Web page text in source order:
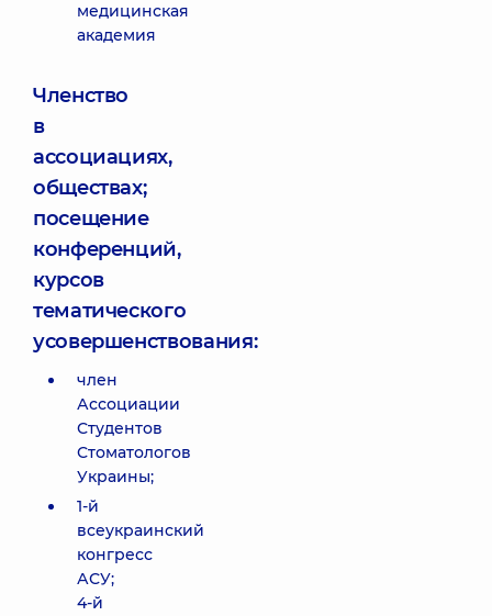
медицинская
академия
Членство
в
ассоциациях,
обществах;
посещение
конференций,
курсов
тематического
усовершенствования:
член
Ассоциации
Студентов
Стоматологов
Украины;
1-й
всеукраинский
конгресс
АСУ;
4-й